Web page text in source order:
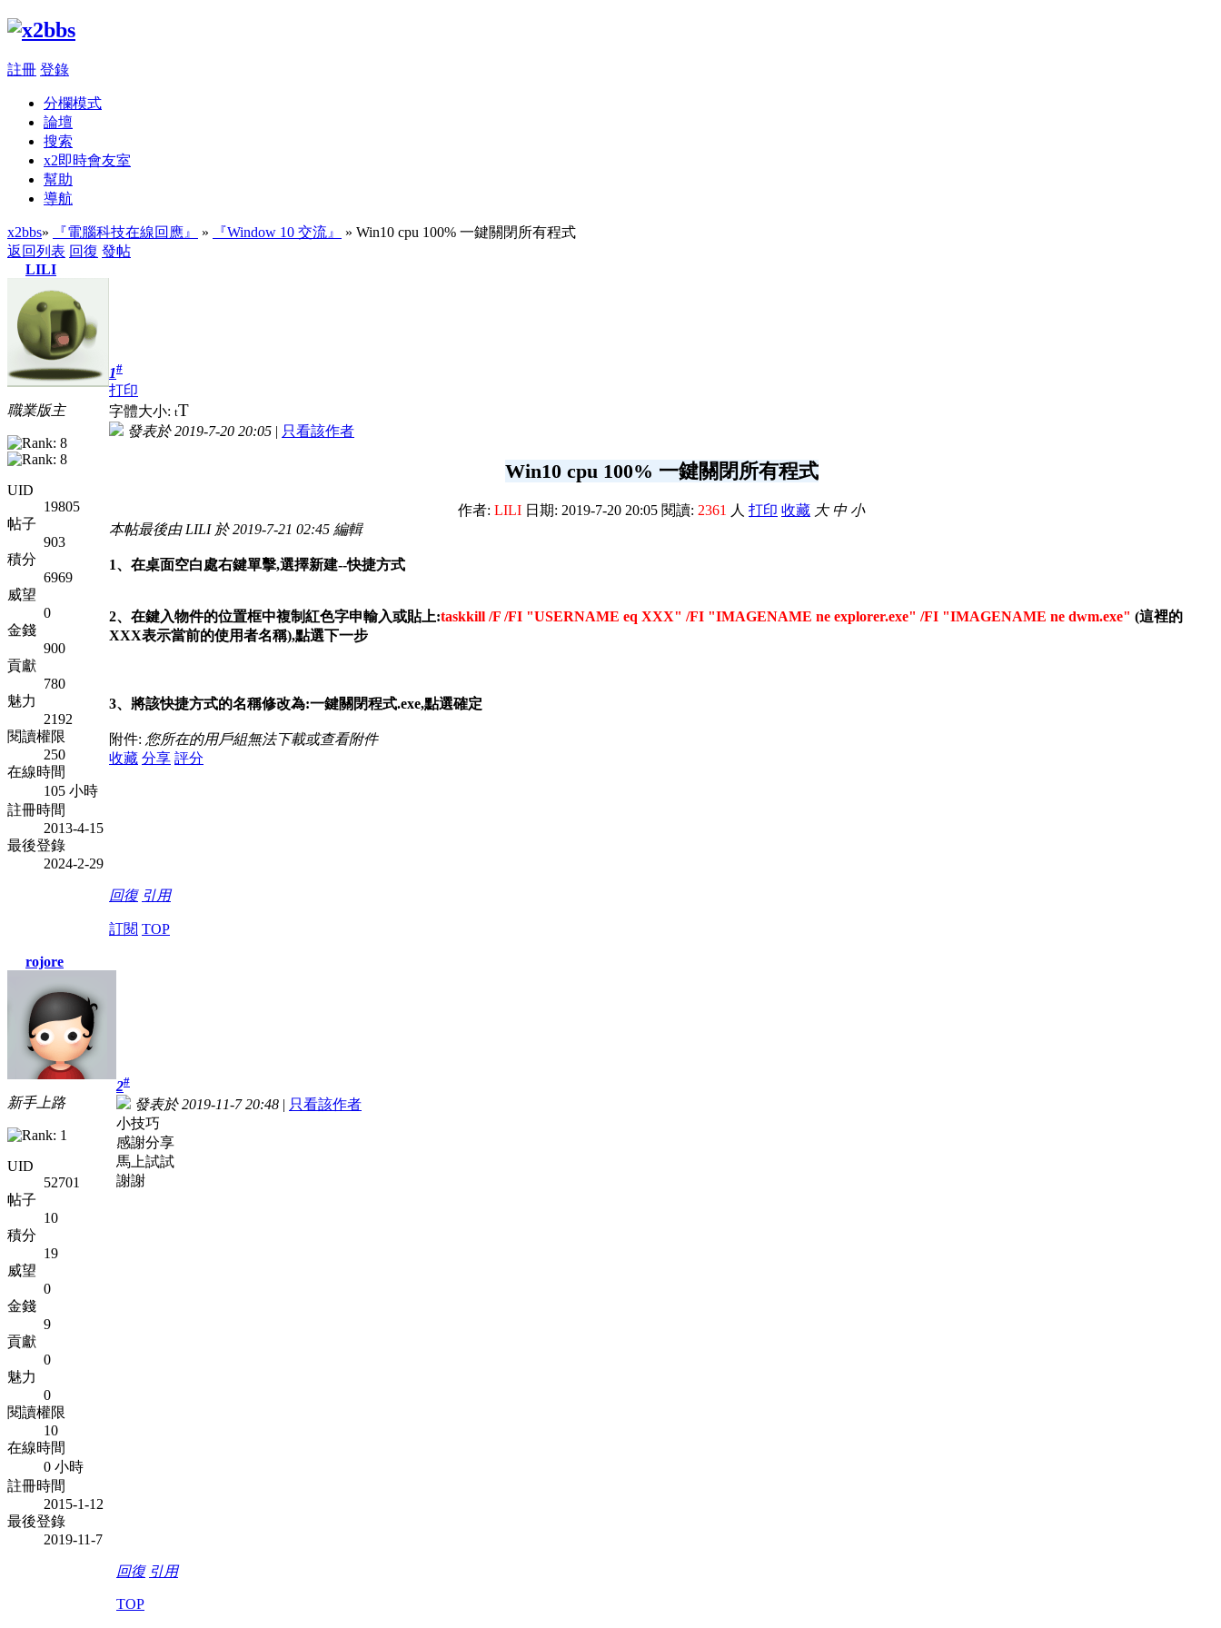
註冊 登錄
分欄模式
論壇
搜索
x2即時會友室
幫助
導航
x2bbs» 『電腦科技在線回應』 » 『Window 10 交流』
» Win10 cpu 100% 一鍵關閉所有程式
返回列表 回復 發帖
LILI
職業版主
UID
19805
帖子
903
積分
6969
威望
0
金錢
900
貢獻
780
魅力
2192
閱讀權限
250
在線時間
105 小時
註冊時間
2013-4-15
最後登錄
2024-2-29
1#
打印
字體大小: tT
發表於 2019-7-20 20:05 | 只看該作者
Win10 cpu 100% 一鍵關閉所有程式
作者: LILI 日期: 2019-7-20 20:05 閱讀: 2361 人 打印 收藏 大 中 小
本帖最後由 LILI 於 2019-7-21 02:45 編輯
1、在桌面空白處右鍵單擊,選擇新建--快捷方式
2、在鍵入物件的位置框中複制紅色字申輸入或貼上:taskkill /F /FI "USERNAME eq XXX" /FI "IMAGENAME ne explorer.exe" /FI "IMAGENAME ne dwm.exe" (這裡的
XXX表示當前的使用者名稱),點選下一步
3、將該快捷方式的名稱修改為:一鍵關閉程式.exe,點選確定
附件: 您所在的用戶組無法下載或查看附件
收藏 分享 評分
回復 引用
訂閱 TOP
rojore
新手上路
UID
52701
帖子
10
積分
19
威望
0
金錢
9
貢獻
0
魅力
0
閱讀權限
10
在線時間
0 小時
註冊時間
2015-1-12
最後登錄
2019-11-7
2#
發表於 2019-11-7 20:48 | 只看該作者
小技巧
感謝分享
馬上試試
謝謝
回復 引用
TOP